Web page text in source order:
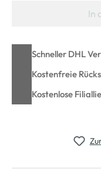
In
Schneller DHL
Kostenfreie
Kostenlose